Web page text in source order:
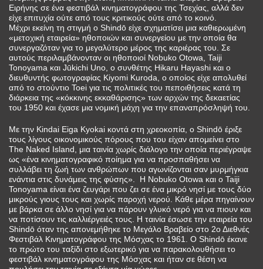
Ειρήνης σε ένα φεστιβάλ κινηματογράφου της Τσεχίας, αλλά δεν
είχε επιτυχία ούτε από τους κριτικούς ούτε από το κοινό.
Μέχρι εκείνη τη στιγμή ο Shindō είχε σχηματίσει μια καθιερωμένη
«μετοχική εταιρεία» ηθοποιών και συνεργείου με την οποία θα
συνεργαζόταν για το μεγαλύτερο μέρος της καριέρας του. Σε
αυτούς περιλαμβάνονταν οι ηθοποιοί Nobuko Otowa, Taiji
Tonoyama και Jūkichi Uno, ο συνθέτης Hikaru Hayashi και ο
διευθυντής φωτογραφίας Kiyomi Kuroda, ο οποίος είχε απολυθεί
από το στούντιο Toei για τις πολιτικές του πεποιθήσεις κατά τη
διάρκεια της «κόκκινης εκκαθάρισης» των αρχών της δεκαετίας
του 1950 και έχασε μια νομική μάχη για την επαναπρόσληψή του.
Με την Kindai Eiga Kyokai κοντά στη χρεοκοπία, ο Shindō έριξε
τους λίγους οικονομικούς πόρους που του είχαν απομείνει στο
The Naked Island, μια ταινία χωρίς διάλογο την οποία περιέγραψε
ως «ένα κινηματογραφικό ποίημα για να προσπαθήσει να
συλλάβει τη ζωή των ανθρώπων που αγωνίζονται σαν μυρμήγκια
ενάντια στις δυνάμεις της φύσης». Η Nobuko Otowa και ο Taiji
Tonoyama είναι ένα ζευγάρι που ζει σε ένα μικρό νησί με τους δύο
μικρούς γιους τους και χωρίς παροχή νερού. Κάθε μέρα πηγαίνουν
με βάρκα σε άλλο νησί για να πάρουν γλυκό νερό για να πιουν και
να ποτίσουν τις καλλιέργειές τους. Η ταινία έσωσε την εταιρεία του
Shindō όταν της απονεμήθηκε το Μεγάλο Βραβείο στο 2ο Διεθνές
Φεστιβάλ Κινηματογράφου της Μόσχας το 1961. Ο Shindō έκανε
το πρώτο του ταξίδι στο εξωτερικό για να παρακολουθήσει το
φεστιβάλ κινηματογράφου της Μόσχας και ήταν σε θέση να